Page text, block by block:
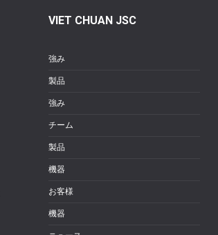
VIET CHUAN JSC
強み
製品
強み
チーム
製品
機器
お客様
機器